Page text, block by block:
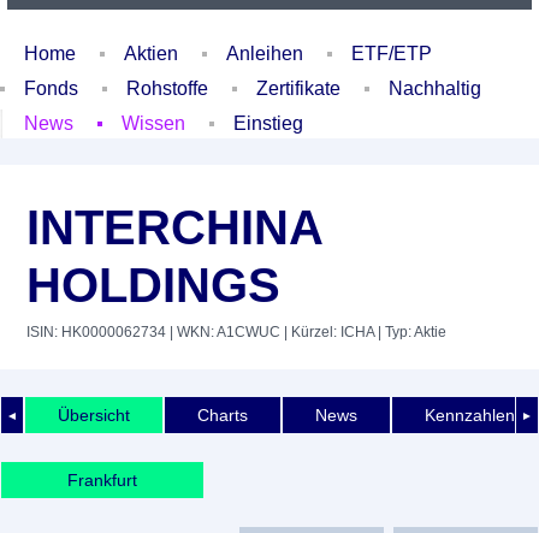
Home Aktien Anleihen
ETF/ETP
Fonds
Rohstoffe Zertifikate
Nachhaltig
News
Wissen Einstieg
INTERCHINA
HOLDINGS
ISIN: HK0000062734 | WKN: A1CWUC | Kürzel: ICHA| Typ: Aktie
◄ ►
Übersicht Charts News Kennzahlen
Frankfurt